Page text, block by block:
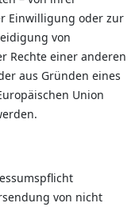
Einwilligung oder zur
von
Rechte einer anderen
aus Gründen eines
Union
von nicht